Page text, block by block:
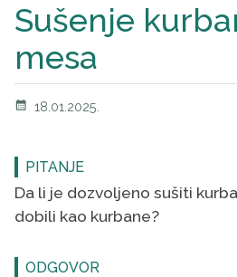
Sušenje
mesa
calendar_month 18.01.2025.
PITANJE
Da li je dozvoljeno sušiti
dobili kao kurbane?
ODGOVOR